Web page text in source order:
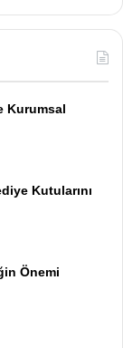
Kurumsal
Kutularını
Önemi